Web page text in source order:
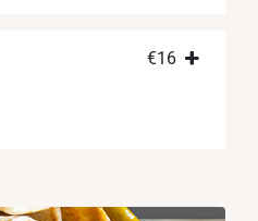
€16